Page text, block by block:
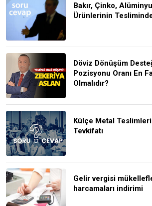
Bakır, Çinko,
Ürünlerinin
Döviz Dönüşüm
Pozisyonu Oranı En
Olmalıdır?
Külçe Metal
Tevkifatı
Gelir vergisi
harcamaları indirimi